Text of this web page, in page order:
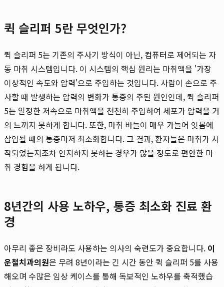
퀵 슬리퍼 5란 무엇인가?
퀵 슬리퍼 5는 기존의 주사기 방식이 아닌, 컴퓨터로 제어되는 자
동 마취 시스템입니다. 이 시스템의 핵심 원리는 마취액을 '가장
이상적인 속도와 압력'으로 주입하는 것입니다. 사람이 손으로 주
사할 때 발생하는 압력의 변화가 통증의 주된 원인인데, 퀵 슬리퍼
5는 일정한 저속으로 마취액을 천천히 주입하여 세포가 압력을 거
의 느끼지 못하게 합니다. 또한, 마취 바늘이 매우 가늘어 잇몸에
삽입될 때의 통증마저 최소화합니다. 그 결과, 환자들은 마취가 시
작되었는지조차 인지하지 못하는 경우가 많을 정도로 편안한 마
취 경험을 하게 됩니다.
8년간의 사용 노하우, 통증 최소화 진료 환
경
아무리 좋은 장비라도 사용하는 의사의 숙련도가 중요합니다. 이
운철치과의원은 무려 8년이라는 긴 시간 동안 퀵 슬리퍼 5를 사용
해오며 수많은 임상 케이스를 통해 독보적인 노하우를 축적했습